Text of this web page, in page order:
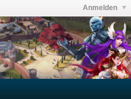
Anmelden